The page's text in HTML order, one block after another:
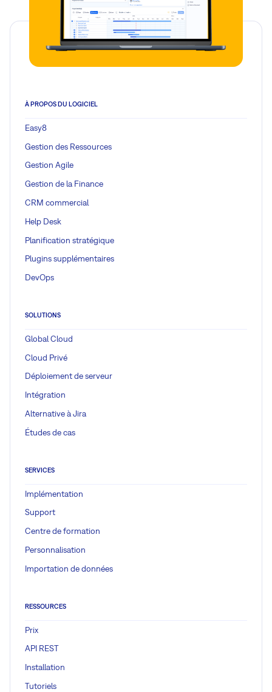
À PROPOS DU LOGICIEL
Easy8
Gestion des Ressources
Gestion Agile
Gestion de la Finance
CRM commercial
Help Desk
Planification stratégique
Plugins supplémentaires
DevOps
SOLUTIONS
Global Cloud
Cloud Privé
Déploiement de serveur
Intégration
Alternative à Jira
Études de cas
SERVICES
Implémentation
Support
Centre de formation
Personnalisation
Importation de données
RESSOURCES
Prix
API REST
Installation
Tutoriels